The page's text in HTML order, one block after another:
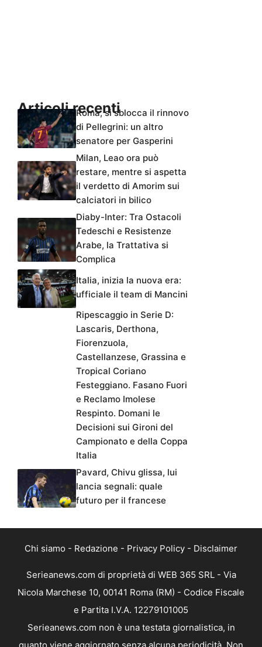
Articoli recentiRoma, si sblocca il rinnovo
di Pellegrini: un altro
senatore per Gasperini
Milan, Leao ora può
restare, mentre si aspetta
il verdetto di Amorim sui
calciatori in bilico
Diaby-Inter: Tra Ostacoli
Tedeschi e Resistenze
Arabe, la Trattativa si
Complica
Italia, inizia la nuova era:
ufficiale il team di Mancini
Ripescaggio in Serie D:
Lascaris, Derthona,
Fiorenzuola,
Castellanzese, Grassina e
Tropical Coriano
Festeggiano. Fasano Fuori
e Reclamo Imolese
Respinto. Domani le
Decisioni sui Gironi del
Campionato e della Coppa
Italia
Pavard, Chivu glissa, lui
lancia segnali: quale
futuro per il francese
Chi siamo - Redazione - Privacy Policy - Disclaimer
Serieanews.com di proprietà di WEB 365 SRL - Via
Nicola Marchese 10, 00141 Roma (RM) - Codice Fiscale
e Partita I.V.A. 12279101005
Serieanews.com non è una testata giornalistica, in